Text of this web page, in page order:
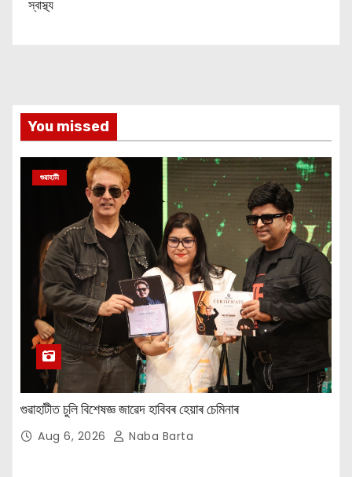
স্বাস্থ্য
You missed
গুৱাহাটী
গুৱাহাটীত চুলি বিশেষজ্ঞ জাৱেদ হাবিবৰ হেয়াৰ চেমিনাৰ
Aug 6, 2026 Naba Barta